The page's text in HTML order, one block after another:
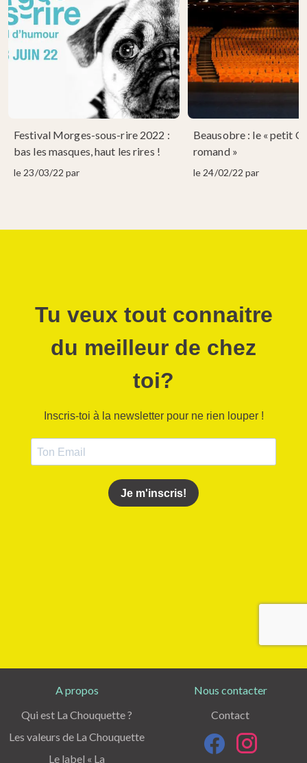
Festival Morges-sous-rire 2022 :
bas les masques, haut les rires !
le 23/03/22 par
Beausobre : le « petit
romand »
le 24/02/22 par
A propos
Qui est La Chouquette ?
Les valeurs de La Chouquette
Le label « La
Nous contacter
Contact